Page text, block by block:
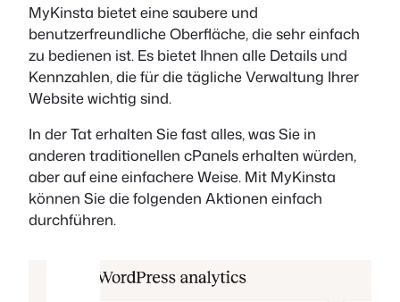
MyKinsta bietet eine saubere und
benutzerfreundliche Oberfläche, die sehr einfach
zu bedienen ist. Es bietet Ihnen alle Details und
Kennzahlen, die für die tägliche Verwaltung Ihrer
Website wichtig sind.
In der Tat erhalten Sie fast alles, was Sie in
anderen traditionellen cPanels erhalten würden,
aber auf eine einfachere Weise. Mit MyKinsta
können Sie die folgenden Aktionen einfach
durchführen.